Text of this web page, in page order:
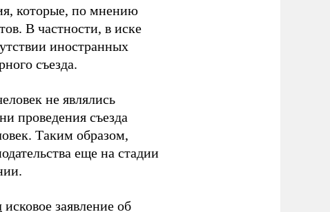
которые, по мнению
В частности, в иске
иностранных
съезда.
не являлись
проведения съезда
Таким образом,
еще на стадии
исковое заявление об